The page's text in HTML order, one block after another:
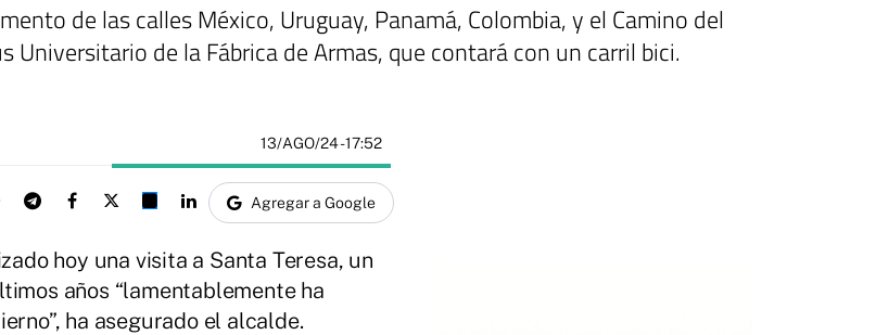
de las calles México, Uruguay, Panamá, Colombia, y el Camino del
Universitario de la Fábrica de Armas, que contará con un carril bici.
13/AGO/24- 17:52
Agregar a Google
hoy una visita a Santa Teresa, un
años “lamentablemente ha
ha asegurado el alcalde.